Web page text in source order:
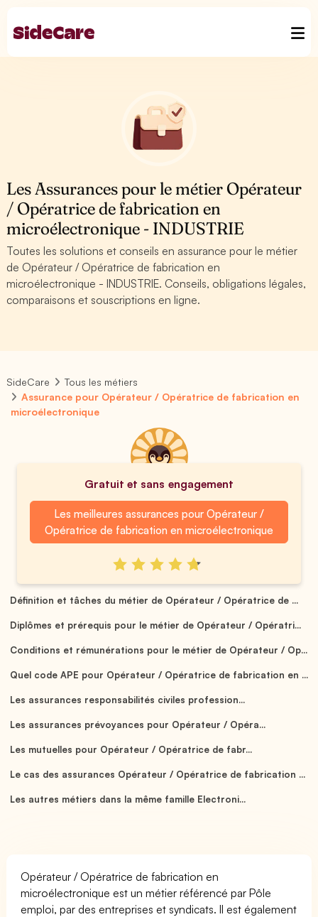
Les Assurances pour le métier Opérateur
/ Opératrice de fabrication en
microélectronique - INDUSTRIE
Toutes les solutions et conseils en assurance pour le métier
de Opérateur / Opératrice de fabrication en
microélectronique - INDUSTRIE. Conseils, obligations légales,
comparaisons et souscriptions en ligne.
SideCare
Tous les métiers
Assurance pour Opérateur / Opératrice de fabrication en
microélectronique
Gratuit et sans engagement
Les meilleures assurances pour Opérateur /
Opératrice de fabrication en microélectronique
Définition et tâches du métier de Opérateur / Opératrice de ...
Diplômes et prérequis pour le métier de Opérateur / Opératri...
Conditions et rémunérations pour le métier de Opérateur / Op...
Quel code APE pour Opérateur / Opératrice de fabrication en ...
Les assurances responsabilités civiles profession...
Les assurances prévoyances pour Opérateur / Opéra...
Les mutuelles pour Opérateur / Opératrice de fabr...
Le cas des assurances Opérateur / Opératrice de fabrication ...
Les autres métiers dans la même famille Electroni...
Opérateur / Opératrice de fabrication en
microélectronique est un métier référencé par Pôle
emploi, par des entreprises et syndicats. Il est également